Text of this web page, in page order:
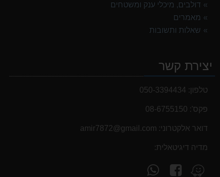
דולבים, מיכלי ענק ומשטחים
מאמרים
שאלות ותשובות
יצירת קשר
טלפון: 050-3394434
פקס': 08-6755150
דואר אלקטרוני: ‫amir7872@gmail.com‬
מדיה דיגיטאלית:
מצא
עקוב